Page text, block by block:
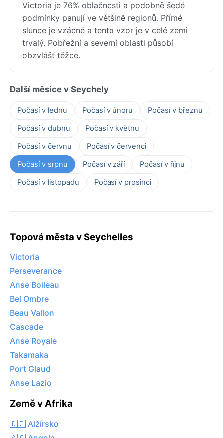
Victoria je 76% oblačnosti a podobně šedé
podmínky panují ve většině regionů. Přímé
slunce je vzácné a tento vzor je v celé zemi
trvalý. Pobřežní a severní oblasti působí
obzvlášť těžce.
Další měsíce v Seychely
Počasí v lednu Počasí v únoru
Počasí v březnu
Počasí v dubnu
Počasí v květnu
Počasí v červnu
Počasí v červenci
Počasí v srpnu
Počasí v září
Počasí v říjnu
Počasí v listopadu
Počasí v prosinci
Topová města v Seychelles
Victoria
Perseverance
Anse Boileau
Bel Ombre
Beau Vallon
Cascade
Anse Royale
Takamaka
Port Glaud
Anse Lazio
Země v Afrika
🇩🇿 Alžírsko